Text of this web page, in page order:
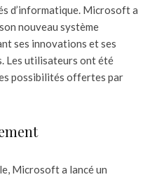
d’informatique. Microsoft a
nouveau système
ses innovations et ses
Les utilisateurs ont été
possibilités offertes par
Microsoft a lancé un